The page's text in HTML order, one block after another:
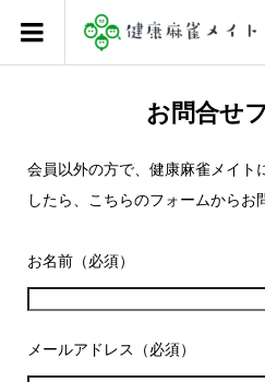
お問合せ
会員以外の方で、健康麻雀メイト
したら、こちらのフォームからお
お名前（必須）
メールアドレス（必須）